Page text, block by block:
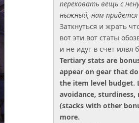
перековать вещь с
ныжный, нам придется
Заткнуться и жрать
вот эти вот статы
и не идут в счет илвл
Tertiary stats are
appear on gear that
the item level budget.
avoidance, sturdiness,
(stacks with other
more.